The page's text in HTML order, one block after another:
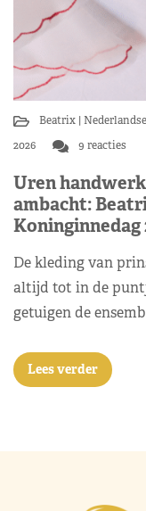
Beatrix
2026
9 reacties
Uren
ambacht:
Koninginnedag
De kleding van
altijd tot in de
getuigen de
Lees verder